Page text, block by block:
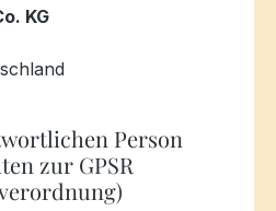
KG
Person
zur GPSR